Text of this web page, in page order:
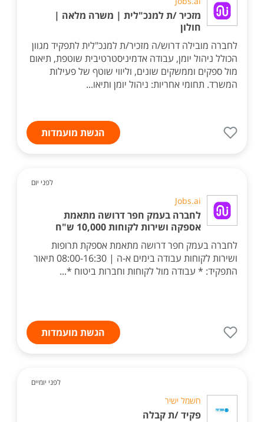
מזכיר /ת למנכ"לית | משרה מלאה |
חולון
לחברה מובילה דרוש/ה מזכיר/ת למנכ"לית לתפקיד מגוון
הכולל ניהול יומן, עבודה אדמיניסטרטיבית שוטפת, תיאום
מול ספקים וממשקים שונים, וליווי שוטף של פעילות
המשרד. תחומי אחריות: ניהול יומן ותיאו...
הגשת מועמדות
לפני יום
Jobs.ai
לחברה בעמק חפר דרושה מתאמת
אספקה ושירות לקוחות 10,000 ש"ח
לחברה בעמק חפר דרושה מתאמת אספקת תרופות
ושירות לקוחות עבודה בימים א-ה | 08:00-16:30 תיאור
התפקיד: * עבודה מול לקוחות וחברות ביטוח *...
הגשת מועמדות
לפני יומיים
חשמל ישיר
פקיד /ת קבלה